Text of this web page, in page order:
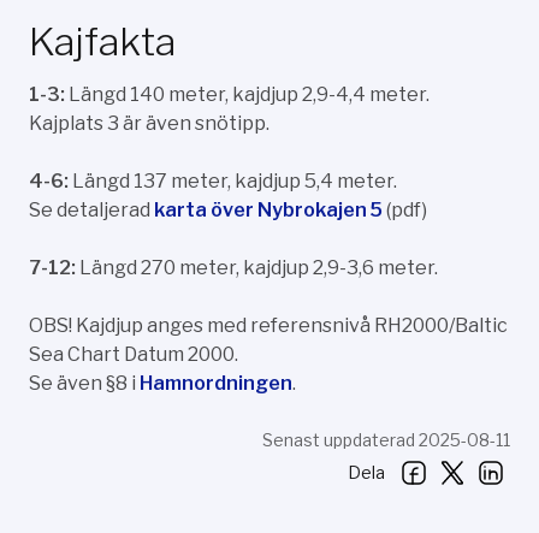
Kajfakta
1-3: Längd 140 meter, kajdjup 2,9-4,4 meter.
Kajplats 3 är även snötipp.
4-6: Längd 137 meter, kajdjup 5,4 meter.
Se detaljerad karta över Nybrokajen 5 (pdf)
7-12: Längd 270 meter, kajdjup 2,9-3,6 meter.
OBS! Kajdjup anges med referensnivå RH2000/Baltic
Sea Chart Datum 2000.
Se även §8 i Hamnordningen.
Senast uppdaterad 2025-08-11
Dela